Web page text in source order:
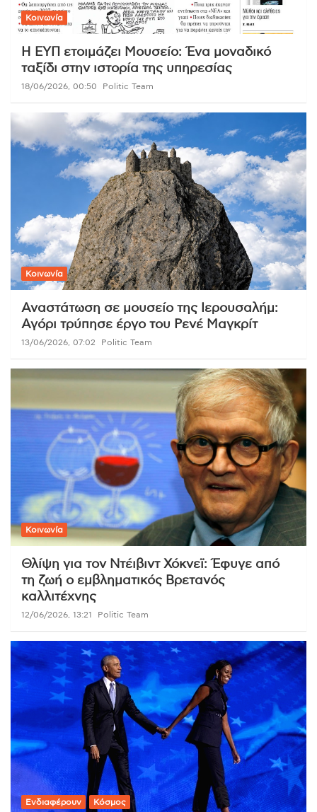
Κοινωνία
Η ΕΥΠ ετοιμάζει Μουσείο: Ένα μοναδικό
ταξίδι στην ιστορία της υπηρεσίας
18/06/2026, 00:50 Politic Team
Κοινωνία
Αναστάτωση σε μουσείο της Ιερουσαλήμ:
Αγόρι τρύπησε έργο του Ρενέ Μαγκρίτ
13/06/2026, 07:02 Politic Team
Κοινωνία
Θλίψη για τον Ντέιβιντ Χόκνεϊ: Έφυγε από
τη ζωή ο εμβληματικός Βρετανός
καλλιτέχνης
12/06/2026, 13:21 Politic Team
Ενδιαφέρουν Κόσμος